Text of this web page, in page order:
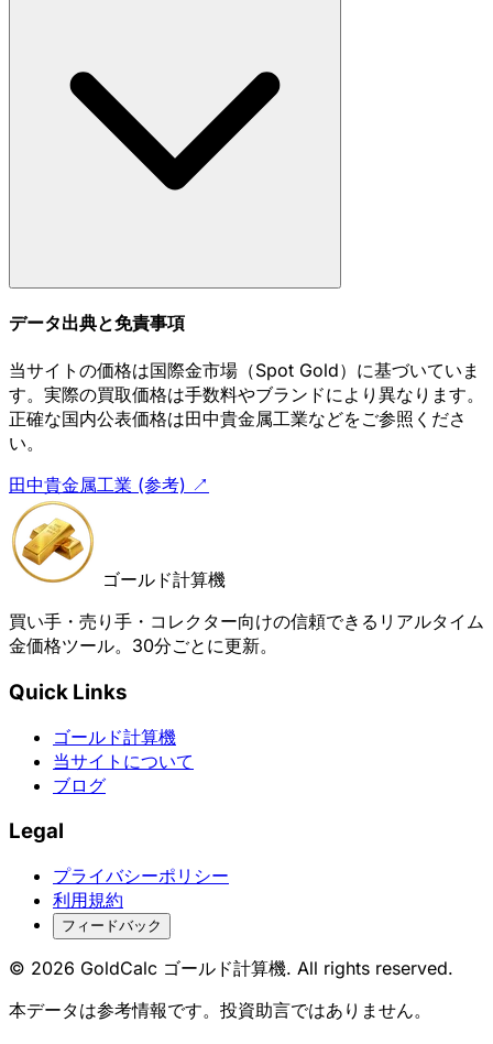
データ出典と免責事項
当サイトの価格は国際金市場（Spot Gold）に基づいていま
す。実際の買取価格は手数料やブランドにより異なります。
正確な国内公表価格は田中貴金属工業などをご参照くださ
い。
田中貴金属工業 (参考) ↗
ゴールド計算機
買い手・売り手・コレクター向けの信頼できるリアルタイム
金価格ツール。30分ごとに更新。
Quick Links
ゴールド計算機
当サイトについて
ブログ
Legal
プライバシーポリシー
利用規約
フィードバック
© 2026 GoldCalc ゴールド計算機. All rights reserved.
本データは参考情報です。投資助言ではありません。